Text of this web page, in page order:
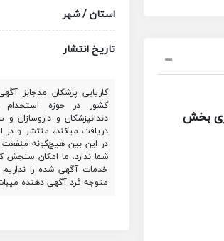
بخش
استان / شهر
تاریخ انتشار
کاریابی پزشکان مدجابز
کشور در حوزه استخدام
دندانپزشکان و داروسازان
دریافت میکند، منتشر و در
در این بین هیچ‌گونه منفعت
شما ندارد. ما امکان سنجش
خدمات آگهی شده را
متوجه فرد آگهی دهنده